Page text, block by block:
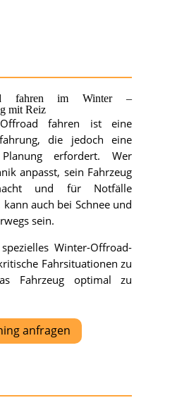
fahren im Winter –
mit Reiz
Offroad fahren ist eine
die jedoch eine
erfordert. Wer
anpasst, sein Fahrzeug
und für Notfälle
auch bei Schnee und
sein.
Winter-Offroad-
Fahrsituationen zu
Fahrzeug optimal zu
anfragen